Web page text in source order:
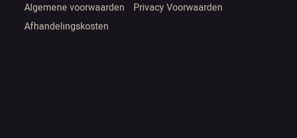
Algemene voorwaarden
Privacy Voorwaarden
Afhandelingskosten